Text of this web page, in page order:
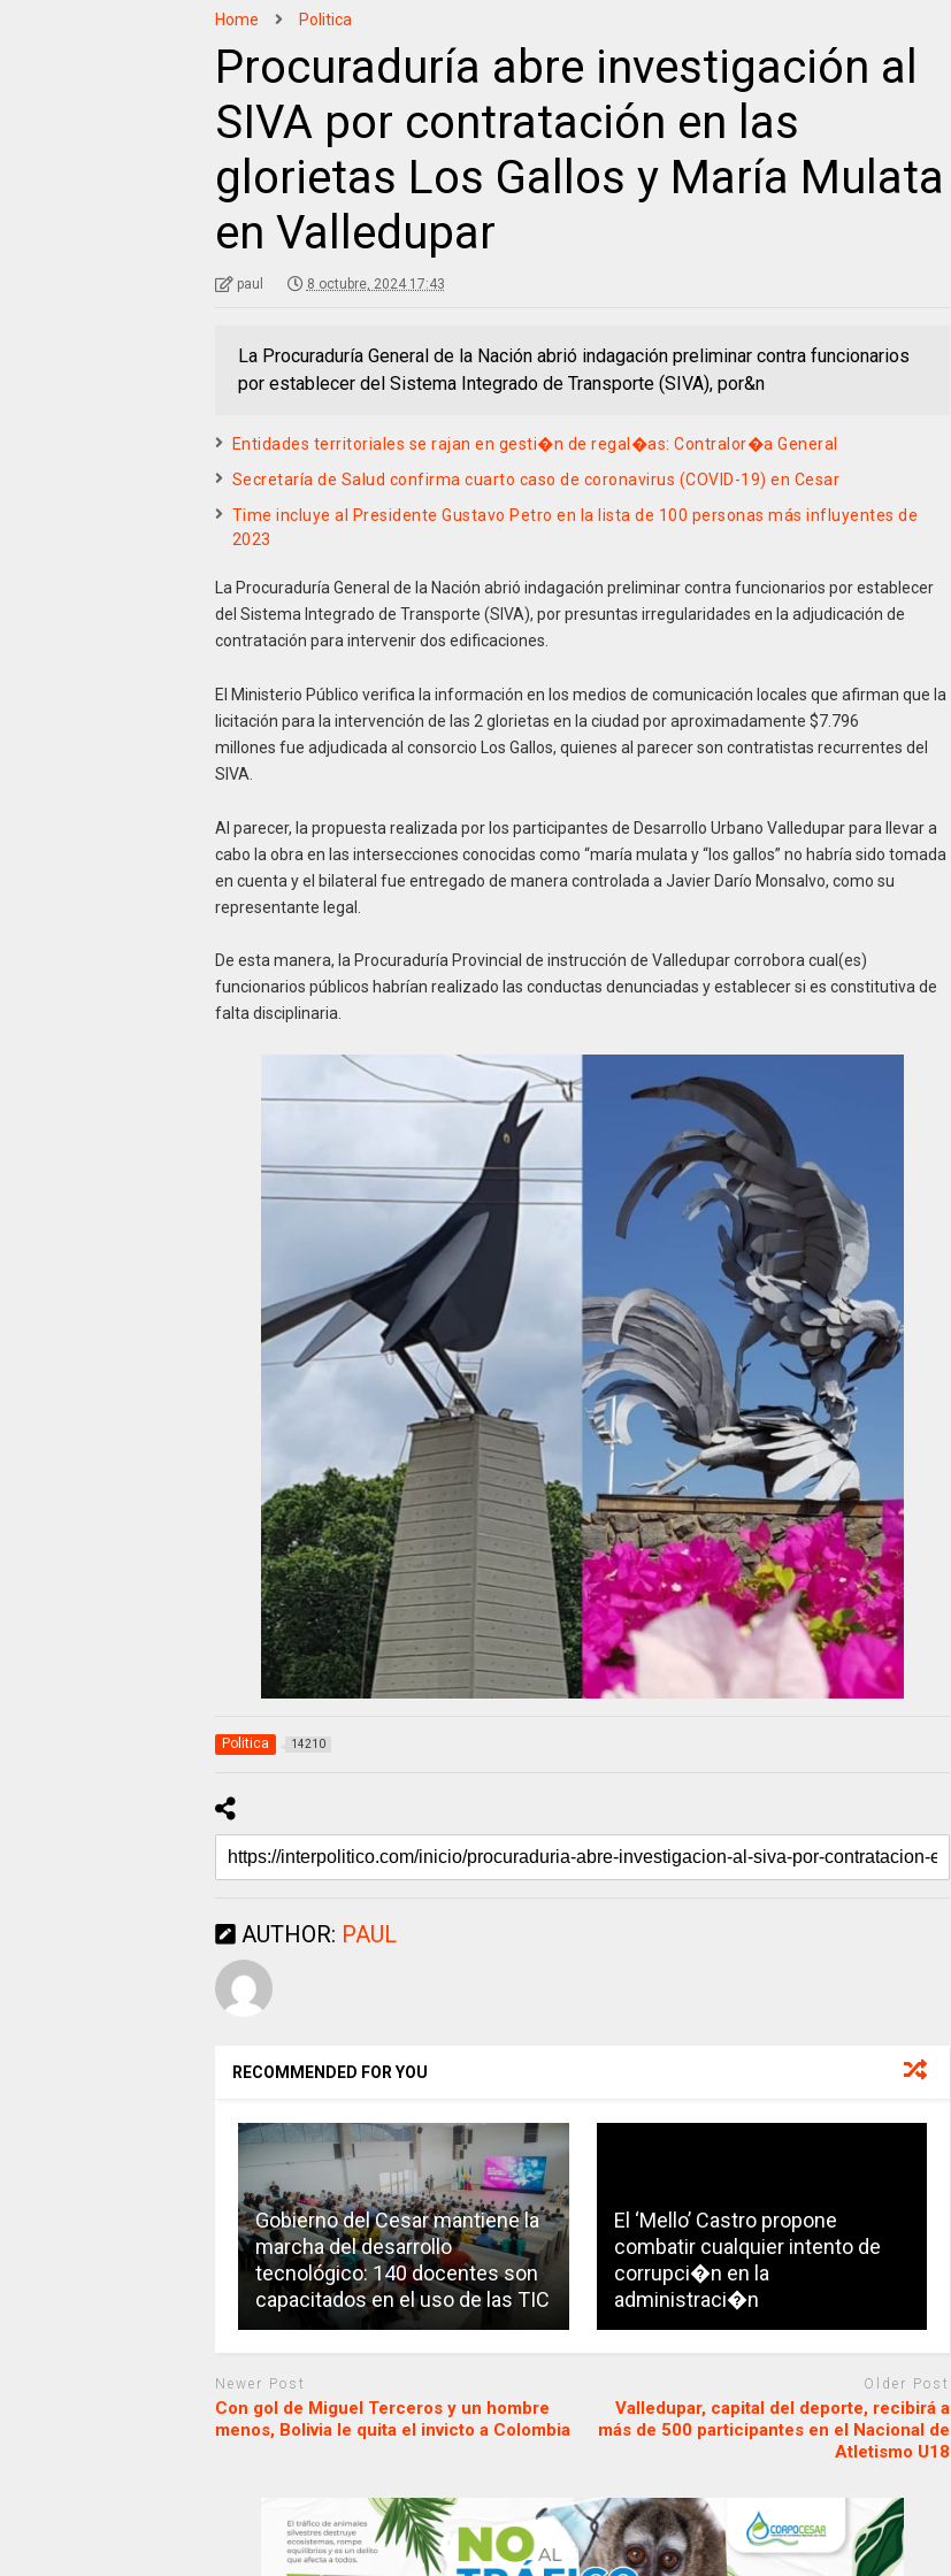
Home Politica
Procuraduría abre investigación al
SIVA por contratación en las
glorietas Los Gallos y María Mulata
en Valledupar
paul 8 octubre, 2024 17:43
La Procuraduría General de la Nación abrió indagación preliminar contra funcionarios
por establecer del Sistema Integrado de Transporte (SIVA), por&n
Entidades territoriales se rajan en gesti�n de regal�as: Contralor�a General
Secretaría de Salud confirma cuarto caso de coronavirus (COVID-19) en Cesar
Time incluye al Presidente Gustavo Petro en la lista de 100 personas más influyentes de
2023
La Procuraduría General de la Nación abrió indagación preliminar contra funcionarios por establecer
del Sistema Integrado de Transporte (SIVA), por presuntas irregularidades en la adjudicación de
contratación para intervenir dos edificaciones.
El Ministerio Público verifica la información en los medios de comunicación locales que afirman que la
licitación para la intervención de las 2 glorietas en la ciudad por aproximadamente $7.796
millones fue adjudicada al consorcio Los Gallos, quienes al parecer son contratistas recurrentes del
SIVA.
Al parecer, la propuesta realizada por los participantes de Desarrollo Urbano Valledupar para llevar a
cabo la obra en las intersecciones conocidas como “maría mulata y “los gallos” no habría sido tomada
en cuenta y el bilateral fue entregado de manera controlada a Javier Darío Monsalvo, como su
representante legal.
De esta manera, la Procuraduría Provincial de instrucción de Valledupar corrobora cual(es)
funcionarios públicos habrían realizado las conductas denunciadas y establecer si es constitutiva de
falta disciplinaria.
Politica 14210
AUTHOR: PAUL
RECOMMENDED FOR YOU
Gobierno del Cesar mantiene la
marcha del desarrollo
tecnológico: 140 docentes son
capacitados en el uso de las TIC
El ‘Mello’ Castro propone
combatir cualquier intento de
corrupci�n en la
administraci�n
Newer Post
Con gol de Miguel Terceros y un hombre
menos, Bolivia le quita el invicto a Colombia
Older Post
Valledupar, capital del deporte, recibirá a
más de 500 participantes en el Nacional de
Atletismo U18